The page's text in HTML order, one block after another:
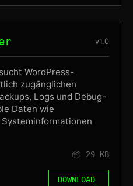
v1.0
WordPress-
zugänglichen
Logs und Debug-
Daten wie
📦 29 KB
DOWNLOAD_